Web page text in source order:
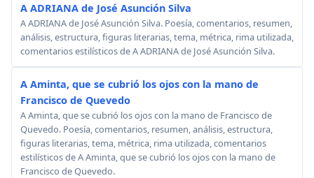
A ADRIANA de José Asunción Silva
A ADRIANA de José Asunción Silva. Poesía, comentarios, resumen,
análisis, estructura, figuras literarias, tema, métrica, rima utilizada,
comentarios estilísticos de A ADRIANA de José Asunción Silva.
A Aminta, que se cubrió los ojos con la mano de
Francisco de Quevedo
A Aminta, que se cubrió los ojos con la mano de Francisco de
Quevedo. Poesía, comentarios, resumen, análisis, estructura,
figuras literarias, tema, métrica, rima utilizada, comentarios
estilísticos de A Aminta, que se cubrió los ojos con la mano de
Francisco de Quevedo.